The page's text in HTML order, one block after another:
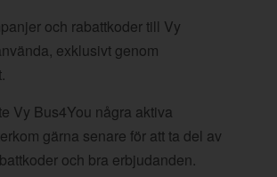
och rabattkoder till Vy
exklusivt genom
Vy Bus4You några aktiva
gärna senare för att ta del av
och bra erbjudanden.